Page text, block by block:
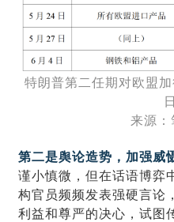
特朗普第二任期对欧盟
来源：
第二是舆论造势，加强威
谨小慎微，但在话语博弈
构官员频频发表强硬言论
利益和尊严的决心，试图